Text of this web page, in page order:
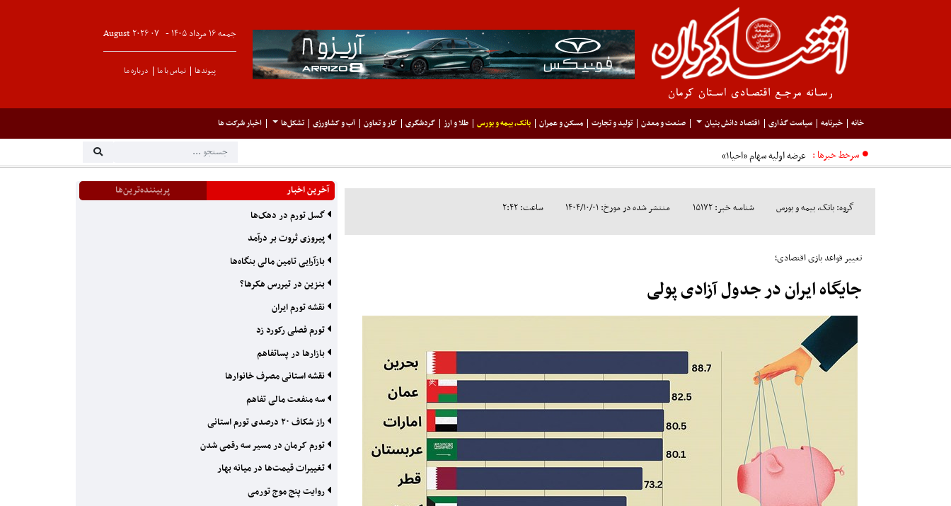
جمعه ۱۶ مرداد ۱۴۰۵ - ۰۷August۲۰۲۶
پیوندها تماس با ما درباره ما
خانه خبرنامه سیاست گذاری اقتصاد دانش بنیان صنعت و معدن تولید و تجارت مسکن و عمران بانک، بیمه و بورس طلا و ارز گردشگری کار و تعاون آب و کشاورزی تشکل‌ها اخبار شرکت ها
سرخط خبرها : عرضه اولیه سهام «احیا۱»
گروه: بانک، بیمه و بورس شناسه خبر: ۱۵۱۷۲ منتشر شده در مورخ: ۱۴۰۴/۱۰/۰۱ ساعت: ۲:۴۲
تغییر قواعد بازی اقتصادی؛
جایگاه ایران در جدول آزادی پولی
آخرین اخبار
پربیننده‌ترین‌ها
گسل تورم در دهک‌ها
پیروزی ثروت بر درآمد
بازآرایی تامین مالی بنگاه‌ها
بنزین در تیررس هکرها؟
نقشه تورم ایران
تورم فصلی رکورد زد
بازارها در پساتفاهم
نقشه استانی مصرف خانوارها
سه منفعت مالی تفاهم
راز شکاف ۲۰ درصدی تورم استانی
تورم کرمان در مسیر سه رقمی شدن
تغییرات قیمت‌ها در میانه بهار
روایت پنج موج تورمی